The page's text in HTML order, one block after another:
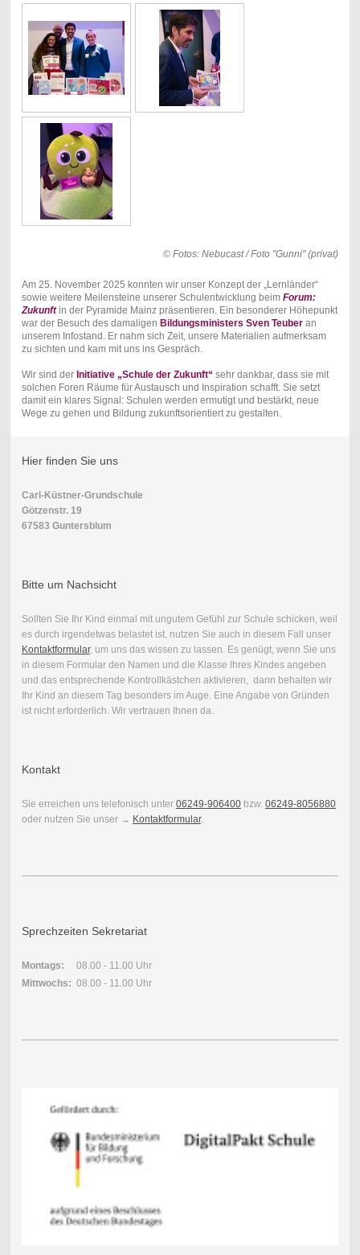
© Fotos: Nebucast / Foto "Gunni" (privat)
Am 25. November 2025 konnten wir unser Konzept der „Lernländer“
sowie weitere Meilensteine unserer Schulentwicklung beim Forum:
Zukunftin der Pyramide Mainz präsentieren. Ein besonderer Höhepunkt
war der Besuch des damaligen Bildungsministers Sven Teuberan
unserem Infostand. Er nahm sich Zeit, unsere Materialien aufmerksam
zu sichten und kam mit uns ins Gespräch.
Wir sind der Initiative „Schule der Zukunft“ sehr dankbar, dass sie mit
solchen Foren Räume für Austausch und Inspiration schafft. Sie setzt
damit ein klares Signal: Schulen werden ermutigt und bestärkt, neue
Wege zu gehen und Bildung zukunftsorientiert zu gestalten.
Hier finden Sie uns
Carl-Küstner-Grundschule
Götzenstr. 19
67583 Guntersblum
Bitte um Nachsicht
Sollten Sie Ihr Kind einmal mit ungutem Gefühl zur Schule schicken, weil
es durch irgendetwas belastet ist, nutzen Sie auch in diesem Fall unser
Kontaktformular, um uns das wissen zu lassen. Es genügt, wenn Sie uns
in diesem Formular den Namen und die Klasse Ihres Kindes angeben
und das entsprechende Kontrollkästchen aktivieren, dann behalten wir
Ihr Kind an diesem Tag besonders im Auge. Eine Angabe von Gründen
ist nicht erforderlich. Wir vertrauen Ihnen da.
Kontakt
Sie erreichen uns telefonisch unter 06249-906400bzw. 06249-8056880
oder nutzen Sie unser → Kontaktformular.
Sprechzeiten Sekretariat
Montags: 08.00 - 11.00 Uhr
Mittwochs: 08.00 - 11.00 Uhr